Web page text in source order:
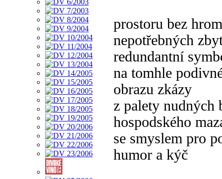
prostoru bez
nepotřebných
redundantní
na tomhle
obrazu zkázy
z palety nudných
hospodského
se smyslem pro
humor a kýč